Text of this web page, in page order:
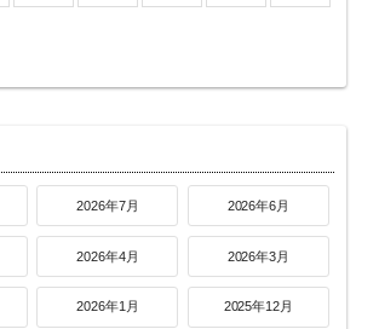
2026年7月 2026年6月
2026年4月 2026年3月
2026年1月 2025年12月